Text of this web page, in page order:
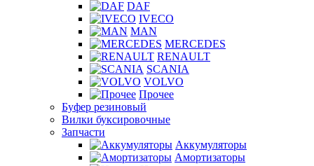
DAF
IVECO
MAN
MERCEDES
RENAULT
SCANIA
VOLVO
Прочее
Буфер резиновый
Вилки буксировочные
Запчасти
Аккумуляторы
Амортизаторы